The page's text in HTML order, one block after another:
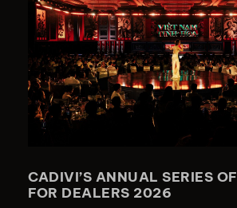
CADIVI’S ANNUAL
EVENTS FOR
CADIVI’S ANNUAL SERIES
FOR DEALERS 2026